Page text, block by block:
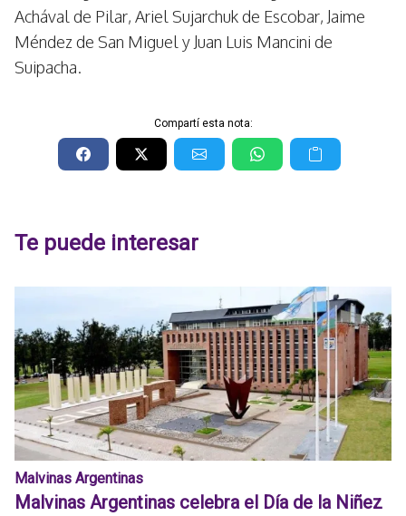
Achával de Pilar, Ariel Sujarchuk de Escobar, Jaime
Méndez de San Miguel y Juan Luis Mancini de
Suipacha.
Compartí esta nota:
Te puede interesar
Malvinas Argentinas
Malvinas Argentinas celebra el Día de la Niñez